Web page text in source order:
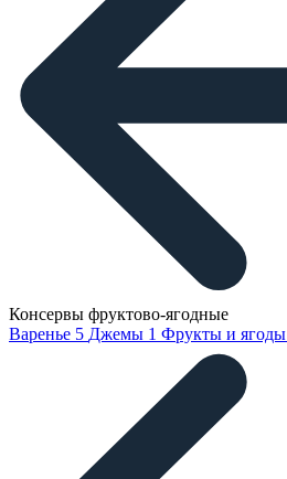
Консервы фруктово-ягодные
Варенье 5 Джемы 1 Фрукты и ягоды